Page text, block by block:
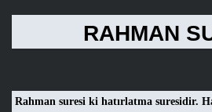
RAHMAN
Rahman suresi ki hatırlatma suresidir.